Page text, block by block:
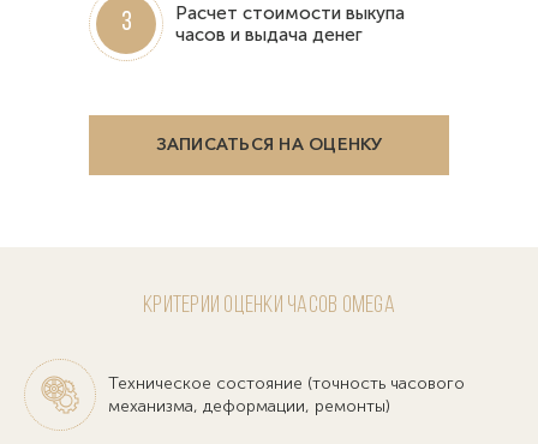
3
Расчет стоимости выкупа
часов и выдача денег
ЗАПИСАТЬСЯ НА ОЦЕНКУ
Критерии оценки часов Omega
Техническое состояние (точность часового
механизма, деформации, ремонты)